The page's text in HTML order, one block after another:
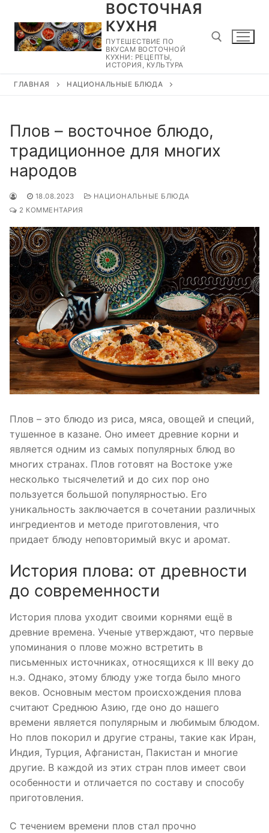
содержимому
ВОСТОЧНАЯ
КУХНЯ
ПУТЕШЕСТВИЕ ПО
ВКУСАМ ВОСТОЧНОЙ
КУХНИ: РЕЦЕПТЫ,
ИСТОРИЯ, КУЛЬТУРА
ГЛАВНАЯ НАЦИОНАЛЬНЫЕ БЛЮДА
Плов – восточное блюдо,
традиционное для многих
народов
18.08.2023
НАЦИОНАЛЬНЫЕ БЛЮДА
2 КОММЕНТАРИЯ
Плов – это блюдо из риса, мяса, овощей и специй,
тушенное в казане. Оно имеет древние корни и
является одним из самых популярных блюд во
многих странах. Плов готовят на Востоке уже
несколько тысячелетий и до сих пор оно
пользуется большой популярностью. Его
уникальность заключается в сочетании различных
ингредиентов и методе приготовления, что
придает блюду неповторимый вкус и аромат.
История плова: от древности
до современности
История плова уходит своими корнями ещё в
древние времена. Ученые утверждают, что первые
упоминания о плове можно встретить в
письменных источниках, относящихся к III веку до
н.э. Однако, этому блюду уже тогда было много
веков. Основным местом происхождения плова
считают Среднюю Азию, где оно до нашего
времени является популярным и любимым блюдом.
Но плов покорил и другие страны, такие как Иран,
Индия, Турция, Афганистан, Пакистан и многие
другие. В каждой из этих стран плов имеет свои
особенности и отличается по составу и способу
приготовления.
С течением времени плов стал прочно